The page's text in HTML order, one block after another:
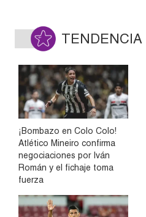
TENDENCIA
¡Bombazo en Colo Colo!
Atlético Mineiro confirma
negociaciones por Iván
Román y el fichaje toma
fuerza